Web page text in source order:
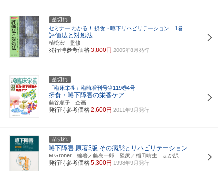
品切れ
セミナー わかる！ 摂食・嚥下リハビリテーション 1巻
評価法と対処法
植松宏 監修
発行時参考価格 3,800円 2005年8月発行
品切れ
「臨床栄養」臨時増刊号第119巻4号
摂食・嚥下障害の栄養ケア
藤谷順子 企画
発行時参考価格 2,600円 2011年9月発行
品切れ
嚥下障害 原著3版 その病態とリハビリテーション
M.Groher 編著／藤島一郎 監訳／稲田晴生 ほか訳
発行時参考価格 5,300円 1998年9月発行